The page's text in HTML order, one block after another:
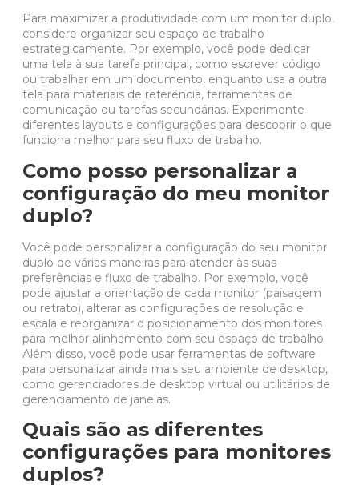
Para maximizar a produtividade com um monitor duplo,
considere organizar seu espaço de trabalho
estrategicamente. Por exemplo, você pode dedicar
uma tela à sua tarefa principal, como escrever código
ou trabalhar em um documento, enquanto usa a outra
tela para materiais de referência, ferramentas de
comunicação ou tarefas secundárias. Experimente
diferentes layouts e configurações para descobrir o que
funciona melhor para seu fluxo de trabalho.
Como posso personalizar a
configuração do meu monitor
duplo?
Você pode personalizar a configuração do seu monitor
duplo de várias maneiras para atender às suas
preferências e fluxo de trabalho. Por exemplo, você
pode ajustar a orientação de cada monitor (paisagem
ou retrato), alterar as configurações de resolução e
escala e reorganizar o posicionamento dos monitores
para melhor alinhamento com seu espaço de trabalho.
Além disso, você pode usar ferramentas de software
para personalizar ainda mais seu ambiente de desktop,
como gerenciadores de desktop virtual ou utilitários de
gerenciamento de janelas.
Quais são as diferentes
configurações para monitores
duplos?